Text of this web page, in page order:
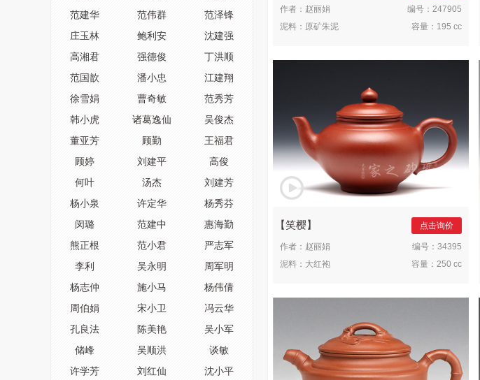
范建华
范伟群
范泽锋
庄玉林
鲍利安
沈建强
高湘君
强德俊
丁洪顺
范国歆
潘小忠
江建翔
徐雪娟
曹奇敏
范秀芳
韩小虎
诸葛逸仙
吴俊杰
董亚芳
顾勤
王福君
顾婷
刘建平
高俊
何叶
汤杰
刘建芳
杨小泉
许定华
杨秀芬
闵璐
范建中
惠海勤
熊正根
范小君
严志军
李利
吴永明
周军明
杨志仲
施小马
杨伟倩
周伯娟
宋小卫
冯云华
孔良法
陈美艳
吴小军
储峰
吴顺洪
谈敏
许学芳
刘红仙
沈小平
作者： 赵丽娟 编号： 247905
泥料： 原矿朱泥 容量： 195 cc
笑樱 点击询价
作者： 赵丽娟 编号： 34395
泥料： 大红袍 容量： 250 cc